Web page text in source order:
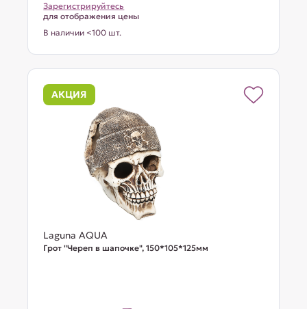
Зарегистрируйтесь
для отображения цены
В наличии <100 шт.
АКЦИЯ
Laguna AQUA
Грот "Череп в шапочке", 150*105*125мм